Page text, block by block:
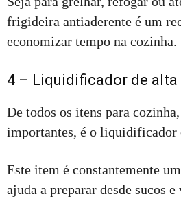
frigideira antiaderente é um
economizar tempo na cozinha.
4 – Liquidificador de
De todos os itens para
importantes, é o liquidificador
Este item é constantemente
ajuda a preparar desde sucos